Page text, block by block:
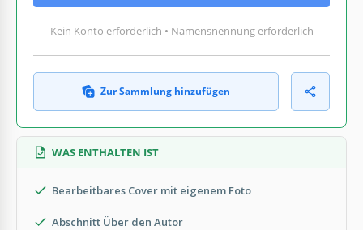
Kein Konto erforderlich • Namensnennung erforderlich
Zur Sammlung hinzufügen
WAS ENTHALTEN IST
Bearbeitbares Cover mit eigenem Foto
Abschnitt Über den Autor